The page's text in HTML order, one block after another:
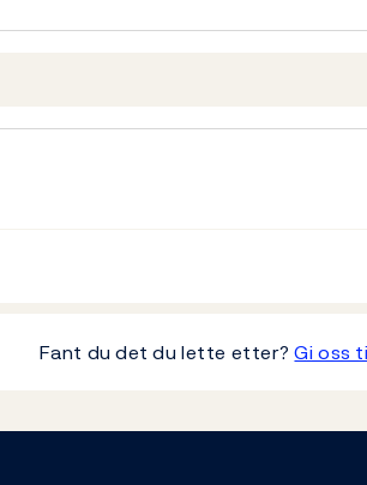
Fant du det du lette etter?Gi oss